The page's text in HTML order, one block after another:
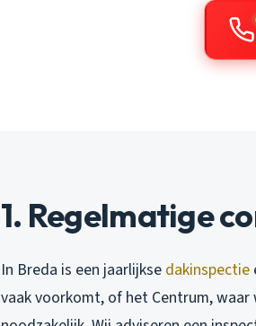
1. Regelmatige
In Breda is een jaarlijkse dakinspectie
vaak voorkomt, of het Centrum,